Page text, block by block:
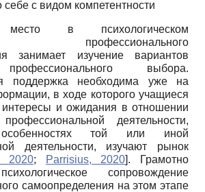
себе с видом компетентности
место в психологическом
профессионального
занимает изучение вариантов
выбора.
поддержка необходима уже на
в ходе которого учащиеся
интересы и ожидания в отношении
деятельности,
той или иной
деятельности, изучают рынок
2020; Parrisius, 2020]. Грамотно
сопровождение
самоопределения на этом этапе